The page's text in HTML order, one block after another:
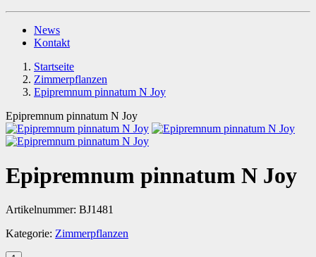
News
Kontakt
Startseite
Zimmerpflanzen
Epipremnum pinnatum N Joy
Epipremnum pinnatum N Joy
Epipremnum pinnatum N Joy
Artikelnummer: BJ1481
Kategorie: Zimmerpflanzen